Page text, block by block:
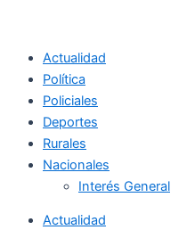
Actualidad
Política
Policiales
Deportes
Rurales
Nacionales
Interés General
Actualidad